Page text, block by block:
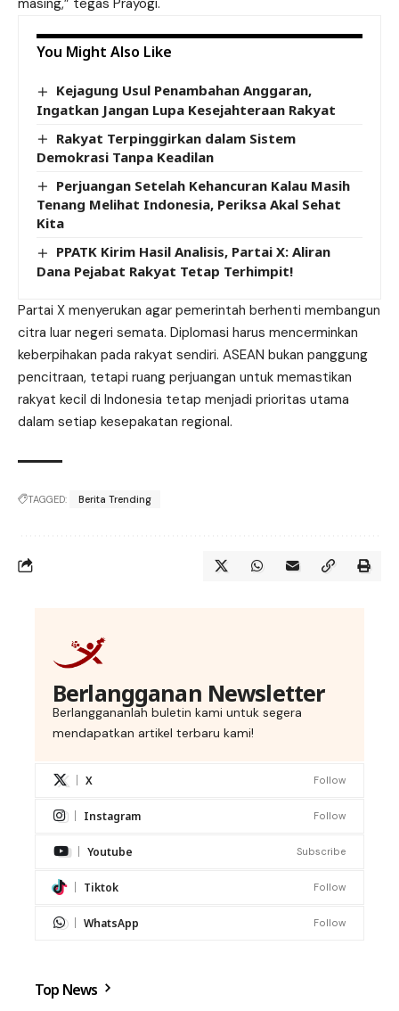
masing,” tegas Prayogi.
You Might Also Like
Kejagung Usul Penambahan Anggaran,
Ingatkan Jangan Lupa Kesejahteraan Rakyat
Rakyat Terpinggirkan dalam Sistem
Demokrasi Tanpa Keadilan
Perjuangan Setelah Kehancuran Kalau Masih
Tenang Melihat Indonesia, Periksa Akal Sehat
Kita
PPATK Kirim Hasil Analisis, Partai X: Aliran
Dana Pejabat Rakyat Tetap Terhimpit!
Partai X menyerukan agar pemerintah berhenti membangun
citra luar negeri semata. Diplomasi harus mencerminkan
keberpihakan pada rakyat sendiri. ASEAN bukan panggung
pencitraan, tetapi ruang perjuangan untuk memastikan
rakyat kecil di Indonesia tetap menjadi prioritas utama
dalam setiap kesepakatan regional.
TAGGED: Berita Trending
Berlangganan Newsletter
Berlanggananlah buletin kami untuk segera
mendapatkan artikel terbaru kami!
X Follow
Instagram Follow
Youtube Subscribe
Tiktok Follow
WhatsApp Follow
Top News